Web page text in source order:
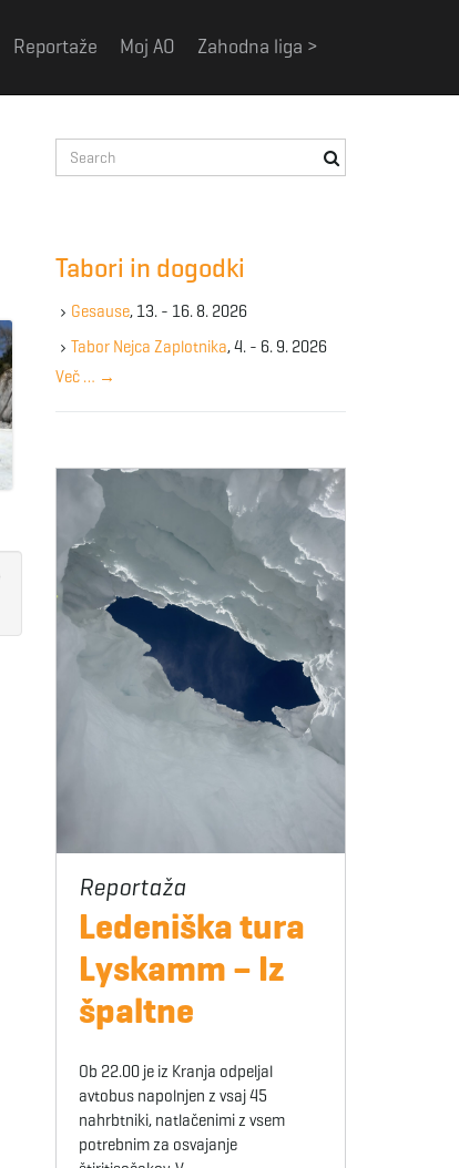
Reportaže Moj AO Zahodna liga >
e
e
y
w
r
Tabori in dogodki
Gesause, 13. - 16. 8. 2026
Tabor Nejca Zaplotnika, 4. - 6. 9. 2026
Več … →
Ledeniška tura
Lyskamm – Iz
špaltne
Ob 22.00 je iz Kranja odpeljal
avtobus napolnjen z vsaj 45
nahrbtniki, natlačenimi z vsem
potrebnim za osvajanje